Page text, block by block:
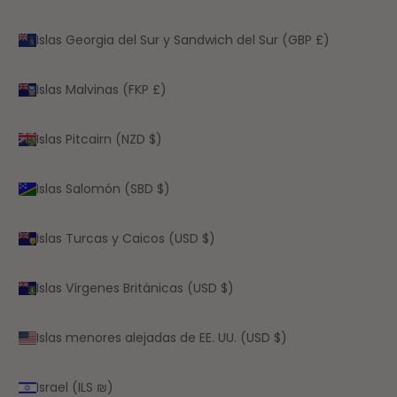
Islas Georgia del Sur y Sandwich del Sur (GBP £)
Islas Malvinas (FKP £)
Islas Pitcairn (NZD $)
Islas Salomón (SBD $)
Islas Turcas y Caicos (USD $)
Islas Vírgenes Británicas (USD $)
Islas menores alejadas de EE. UU. (USD $)
Israel (ILS ₪)